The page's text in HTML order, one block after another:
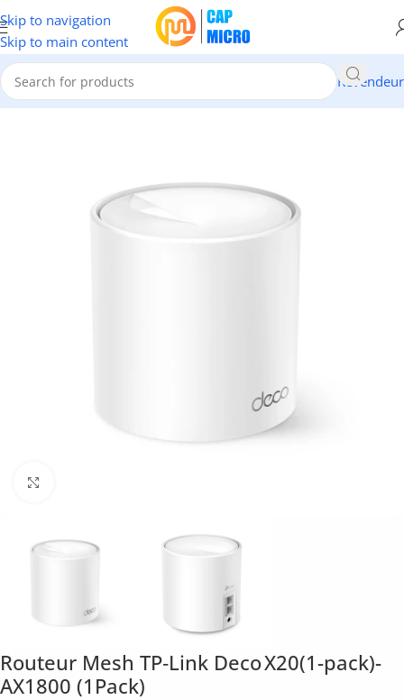
Skip to navigation
Skip to main content
Revendeur
Accueil/RESEAUX/Modems & Routeurs
Routeur Mesh TP‑Link Deco X20(1-pack)-
AX1800 (1Pack)